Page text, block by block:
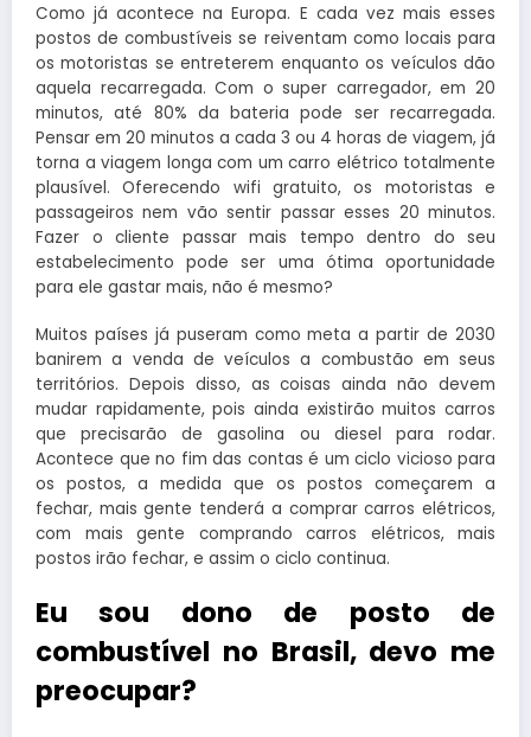
Como já acontece na Europa. E cada vez mais esses
postos de combustíveis se reiventam como locais para
os motoristas se entreterem enquanto os veículos dão
aquela recarregada. Com o super carregador, em 20
minutos, até 80% da bateria pode ser recarregada.
Pensar em 20 minutos a cada 3 ou 4 horas de viagem, já
torna a viagem longa com um carro elétrico totalmente
plausível. Oferecendo wifi gratuito, os motoristas e
passageiros nem vão sentir passar esses 20 minutos.
Fazer o cliente passar mais tempo dentro do seu
estabelecimento pode ser uma ótima oportunidade
para ele gastar mais, não é mesmo?
Muitos países já puseram como meta a partir de 2030
banirem a venda de veículos a combustão em seus
territórios. Depois disso, as coisas ainda não devem
mudar rapidamente, pois ainda existirão muitos carros
que precisarão de gasolina ou diesel para rodar.
Acontece que no fim das contas é um ciclo vicioso para
os postos, a medida que os postos começarem a
fechar, mais gente tenderá a comprar carros elétricos,
com mais gente comprando carros elétricos, mais
postos irão fechar, e assim o ciclo continua.
Eu sou dono de posto de
combustível no Brasil, devo me
preocupar?